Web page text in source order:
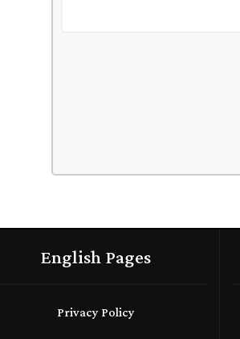
English Pages
Privacy Policy